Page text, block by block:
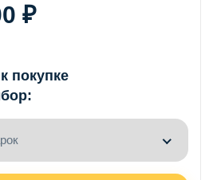
₽
покупке